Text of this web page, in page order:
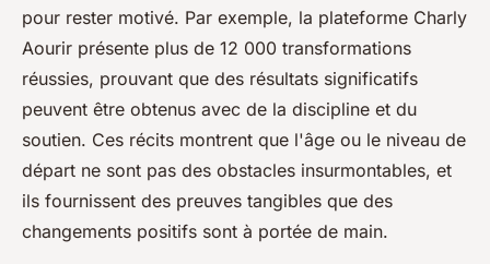
pour rester motivé. Par exemple, la plateforme Charly
Aourir présente plus de 12 000 transformations
réussies, prouvant que des résultats significatifs
peuvent être obtenus avec de la discipline et du
soutien. Ces récits montrent que l'âge ou le niveau de
départ ne sont pas des obstacles insurmontables, et
ils fournissent des preuves tangibles que des
changements positifs sont à portée de main.